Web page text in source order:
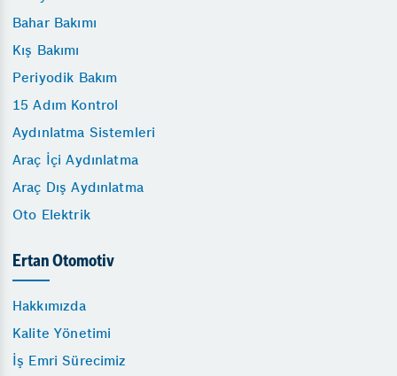
Bahar Bakımı
Kış Bakımı
Periyodik Bakım
15 Adım Kontrol
Aydınlatma Sistemleri
Araç İçi Aydınlatma
Araç Dış Aydınlatma
Oto Elektrik
Ertan Otomotiv
Hakkımızda
Kalite Yönetimi
İş Emri Sürecimiz